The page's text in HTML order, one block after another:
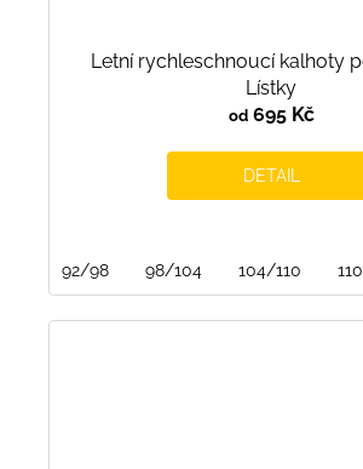
Letní rychleschnoucí kalhoty
Lístky
od695 Kč
DETAIL
92/98 98/104 104/110